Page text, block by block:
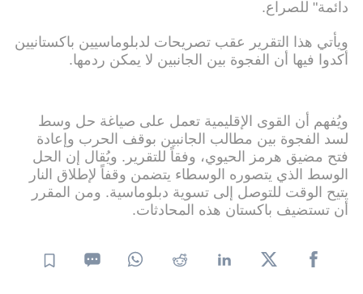
دائمة" للصراع.
ويأتي هذا التقرير عقب تصريحات لدبلوماسيين باكستانيين
أكدوا فيها أن الفجوة بين الجانبين لا يمكن ردمها.
ويُفهم أن القوى الإقليمية تعمل على صياغة حل وسط
لسد الفجوة بين مطالب الجانبين بوقف الحرب وإعادة
فتح مضيق هرمز الحيوي، وفقاً للتقرير. ويُقال إن الحل
الوسط الذي يتصوره الوسطاء يتضمن وقفاً لإطلاق النار
يتيح الوقت للتوصل إلى تسوية دبلوماسية. ومن المقرر
أن تستضيف باكستان هذه المحادثات.